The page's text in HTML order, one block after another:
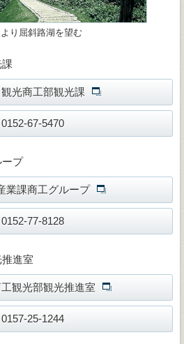
り屈斜路湖を望む
光商工部観光課
0152-67-5470
ープ
業課商工グループ
0152-77-8128
進室
観光部観光推進室
0157-25-1244